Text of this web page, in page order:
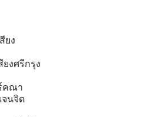
ยง
งศรีกรุง
คณา
จนจิต